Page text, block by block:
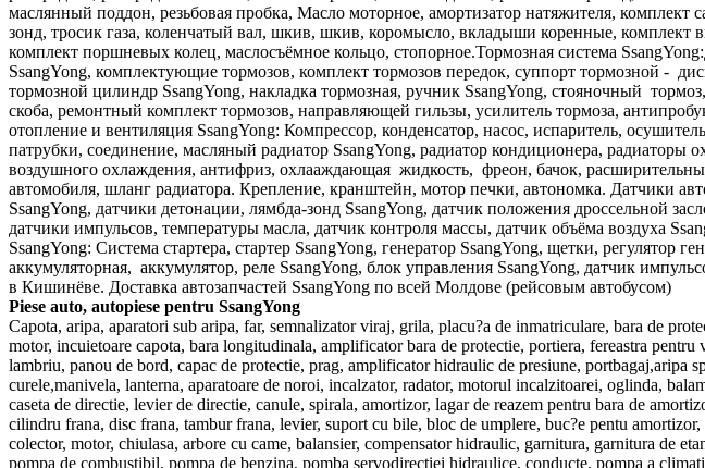
маслянный поддон, резьбовая пробка, Масло моторное, амортизатор натяжителя,
зонд, тросик газа, коленчатый вал, шкив, шкив, коромысло, вкладыши коренные,
комплект поршневых колец, маслосъёмное кольцо, стопорное.Тормозная система
SsangYong, комплектующие тормозов, комплект тормозов передок, суппорт тормозной -
тормозной цилиндр SsangYong, накладка тормозная, ручник SsangYong, стояночный
скоба, ремонтный комплект тормозов, направляющей гильзы, усилитель тормоза,
отопление и вентиляция SsangYong: Компрессор, конденсатор, насос, испаритель,
патрубки, соединение, масляный радиатор SsangYong, радиатор кондиционера, радиаторы
воздушного охлаждения, антифриз, охлааждающая жидкость, фреон, бачок,
автомобиля, шланг радиатора. Крепление, кранштейн, мотор печки, автономка. Датчики
SsangYong, датчики детонации, лямбда-зонд SsangYong, датчик положения дроссельной
датчики импульсов, температуры масла, датчик контроля массы, датчик объёма воздуха
SsangYong: Система стартера, стартер SsangYong, генератор SsangYong, щетки,
аккумуляторная, аккумулятор, реле SsangYong, блок управления SsangYong, датчик
в Кишинёве. Доставка автозапчастей SsangYong по всей Молдове (рейсовым автобусом)
Piese auto, autopiese pentru SsangYong
Capota, aripa, aparatori sub aripa, far, semnalizator viraj, grila, placu?a de inmatriculare, bara de
motor, incuietoare capota, bara longitudinala, amplificator bara de protectie, portiera, fereastra
lambriu, panou de bord, capac de protectie, prag, amplificator hidraulic de presiune, portbagaj,aripa
curele,manivela, lanterna, aparatoare de noroi, incalzator, radator, motorul incalzitoarei, oglinda,
caseta de directie, levier de directie, canule, spirala, amortizor, lagar de reazem pentru bara de
cilindru frana, disc frana, tambur frana, levier, suport cu bile, bloc de umplere, buc?e pentu
colector, motor, chiulasa, arbore cu came, balansier, compensator hidraulic, garnitura, garnitura de
pompa de combustibil, pompa de benzina, pomba servodirectiei hidraulice, conducte, pompa a